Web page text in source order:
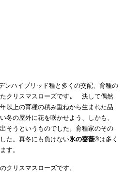
ンハイブリッド種と多くの交配、育種の
クリスマスローズです。 決して偶然
以上の育種の積み重ねから生まれた品
冬の屋外に花を咲かせよう、しかも、
そうというものでした。育種家のその
た。真冬にも負けない氷の薔薇®は多く
す。
クリスマスローズです。